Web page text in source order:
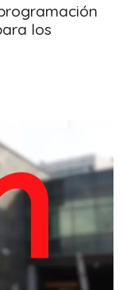
los